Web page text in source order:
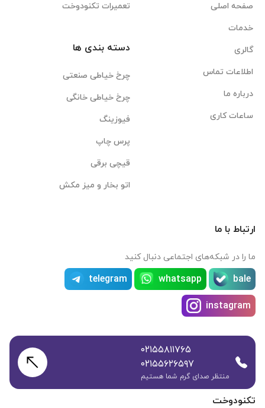
تکنودوخت
صفحه اصلی
خدمات
گالری
اطلاعات تماس
درباره ما
ساعات کاری
تعمیرات تکنودوخت
دسته بندی ها
چرخ خیاطی صنعتی
چرخ خیاطی خانگی
فیوزینگ
پرس چاپ
قیچی برقی
اتو بخار و میز مکش
ارتباط با ما
ما را در شبکه‌های اجتماعی دنبال کنید
bale
whatsapp
telegram
instagram
۰۲۱۵۵۸۱۱۷۶۵
۰۲۱۵۵۶۲۶۵۹۷
منتظر صدای گرم شما هستیم